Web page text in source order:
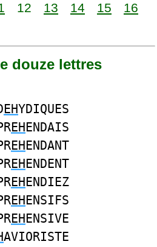
12 13 14 15
16
douze lettres
EHYDIQUES
EHENDAIS
EHENDANT
EHENDENT
EHENDIEZ
EHENSIFS
EHENSIVE
AVIORISTE